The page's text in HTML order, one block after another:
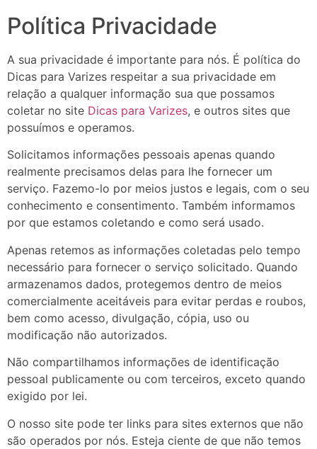
Política Privacidade
A sua privacidade é importante para nós. É política do
Dicas para Varizes respeitar a sua privacidade em
relação a qualquer informação sua que possamos
coletar no site Dicas para Varizes, e outros sites que
possuímos e operamos.
Solicitamos informações pessoais apenas quando
realmente precisamos delas para lhe fornecer um
serviço. Fazemo-lo por meios justos e legais, com o seu
conhecimento e consentimento. Também informamos
por que estamos coletando e como será usado.
Apenas retemos as informações coletadas pelo tempo
necessário para fornecer o serviço solicitado. Quando
armazenamos dados, protegemos dentro de meios
comercialmente aceitáveis ​​para evitar perdas e roubos,
bem como acesso, divulgação, cópia, uso ou
modificação não autorizados.
Não compartilhamos informações de identificação
pessoal publicamente ou com terceiros, exceto quando
exigido por lei.
O nosso site pode ter links para sites externos que não
são operados por nós. Esteja ciente de que não temos